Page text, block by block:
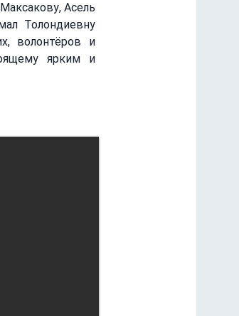
Асель
Толондиевну
волонтёров и
ярким и